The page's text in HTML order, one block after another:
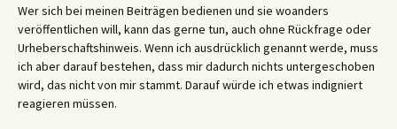
Wer sich bei meinen Beiträgen bedienen und sie woanders
veröffentlichen will, kann das gerne tun, auch ohne Rückfrage oder
Urheberschaftshinweis. Wenn ich ausdrücklich genannt werde, muss
ich aber darauf bestehen, dass mir dadurch nichts untergeschoben
wird, das nicht von mir stammt. Darauf würde ich etwas indigniert
reagieren müssen.